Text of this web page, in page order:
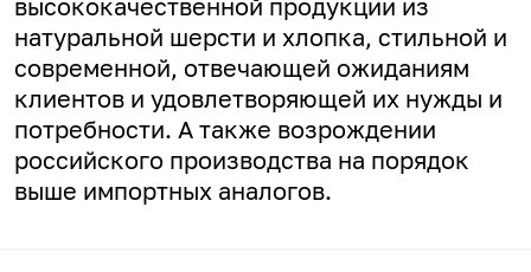
высококачественной продукции из
натуральной шерсти и хлопка, стильной и
современной, отвечающей ожиданиям
клиентов и удовлетворяющей их нужды и
потребности. А также возрождении
российского производства на порядок
выше импортных аналогов.